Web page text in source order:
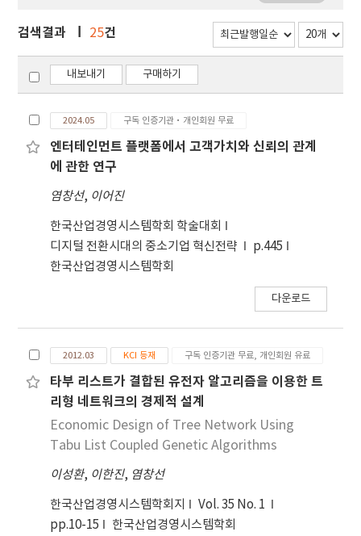
검색결과 25건
내보내기 구매하기
2024.05 구독 인증기관·개인회원 무료
엔터테인먼트 플랫폼에서 고객가치와 신뢰의 관계
에 관한 연구
염창선, 이어진
한국산업경영시스템학회 학술대회
디지털 전환시대의 중소기업 혁신전략
p.445
한국산업경영시스템학회
다운로드
2012.03 KCI 등재 구독 인증기관 무료, 개인회원 유료
타부 리스트가 결합된 유전자 알고리즘을 이용한 트
리형 네트워크의 경제적 설계
Economic Design of Tree Network Using
Tabu List Coupled Genetic Algorithms
이성환, 이한진, 염창선
한국산업경영시스템학회지
Vol. 35 No. 1
pp.10-15
한국산업경영시스템학회